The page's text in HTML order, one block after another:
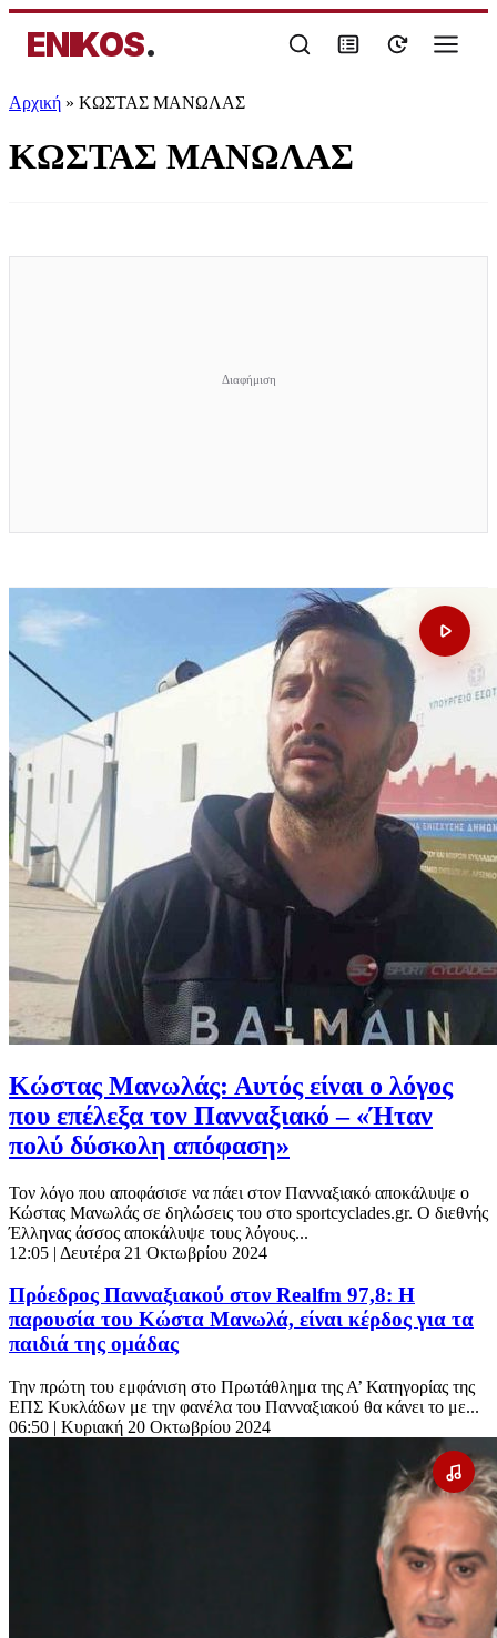
ENIKOS.
Αρχική » ΚΩΣΤΑΣ ΜΑΝΩΛΑΣ
ΚΩΣΤΑΣ ΜΑΝΩΛΑΣ
Κώστας Μανωλάς: Αυτός είναι ο λόγος
που επέλεξα τον Πανναξιακό – «Ήταν
πολύ δύσκολη απόφαση»
Τον λόγο που αποφάσισε να πάει στον Πανναξιακό αποκάλυψε ο
Κώστας Μανωλάς σε δηλώσεις του στο sportcyclades.gr. Ο διεθνής
Έλληνας άσσος αποκάλυψε τους λόγους...
12:05 | Δευτέρα 21 Οκτωβρίου 2024
Πρόεδρος Πανναξιακού στον Realfm 97,8: Η
παρουσία του Κώστα Μανωλά, είναι κέρδος για τα
παιδιά της ομάδας
Την πρώτη του εμφάνιση στο Πρωτάθλημα της Α’ Κατηγορίας της
ΕΠΣ Κυκλάδων με την φανέλα του Πανναξιακού θα κάνει το με...
06:50 | Κυριακή 20 Οκτωβρίου 2024